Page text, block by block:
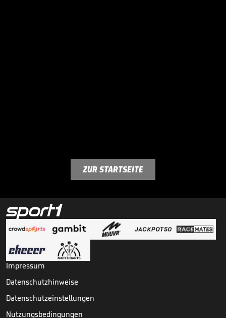
ZUR STARTSEITE
Impressum
Datenschutzhinweise
Datenschutzeinstellungen
Nutzungsbedingungen